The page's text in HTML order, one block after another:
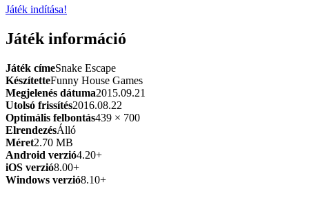
Játék indítása!
Játék információ
Játék címeSnake Escape
KészítetteFunny House Games
Megjelenés dátuma2015.09.21
Utolsó frissítés2016.08.22
Optimális felbontás439 × 700
ElrendezésÁlló
Méret2.70 MB
Android verzió4.20+
iOS verzió8.00+
Windows verzió8.10+